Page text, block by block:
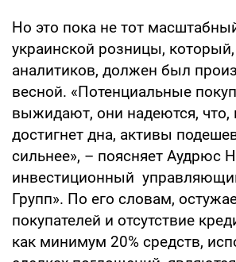
Но это пока не тот
украинской розницы,
аналитиков, должен был
весной. «Потенциальные
выжидают, они надеются, что,
достигнет дна, активы
сильнее», – поясняет Аудрюс
инвестиционный
Групп». По его словам,
покупателей и отсутствие
как минимум 20% средств,